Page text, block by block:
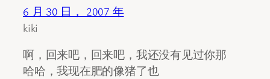
6 月 30 日， 2007 年
kiki
啊，回来吧，回来吧，我还没有见过你那
哈哈，我现在肥的像猪了也